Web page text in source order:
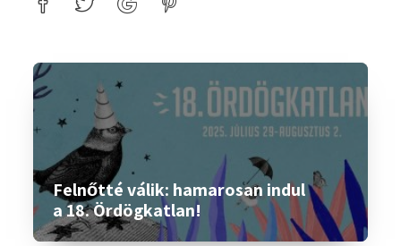
Felnőtté válik: hamarosan indul
a 18. Ördögkatlan!